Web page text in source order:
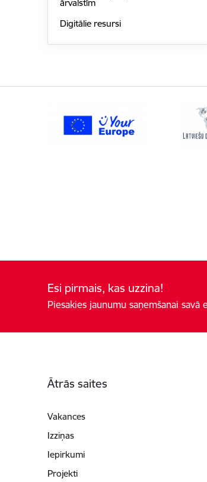
ārvalstīm
Digitālie resursi
Esi pirmais, kas uzzina!
Piesakies jaunumu saņemšanai savā
Ātrās saites
Vakances
Izziņas
Iepirkumi
Projekti